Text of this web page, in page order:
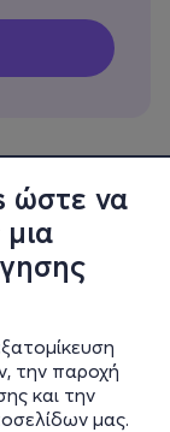
ώστε να
την παροχή
και την
μας.